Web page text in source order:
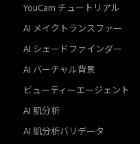
YouCam チュートリアル
AI メイクトランスファー
AI シェードファインダー
AI バーチャル背景
ビューティーエージェント
AI 肌分析
AI 肌分析バリデータ